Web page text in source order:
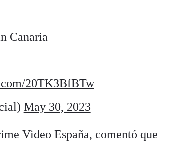
Canaria
20TK3BfBTw
May 30, 2023
Video España, comentó que